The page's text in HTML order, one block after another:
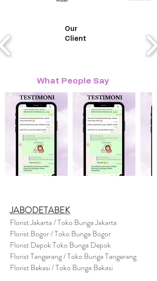
Our
Client
What People Say
JABODETABEK
Florist Jakarta / Toko Bunga Jakarta
Florist Bogor / Toko Bunga Bogor
Florist Depok Toko Bunga Depok
Florist Tangerang / Toko Bunga Tangerang
Florist Bekasi / Toko Bunga Bekasi